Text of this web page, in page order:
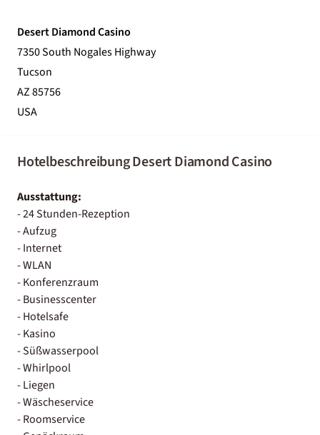
Desert Diamond Casino
7350 South Nogales Highway
Tucson
AZ 85756
USA
Hotelbeschreibung Desert Diamond Casino
Ausstattung:
- 24 Stunden-Rezeption
- Aufzug
- Internet
- WLAN
- Konferenzraum
- Businesscenter
- Hotelsafe
- Kasino
- Süßwasserpool
- Whirlpool
- Liegen
- Wäscheservice
- Roomservice